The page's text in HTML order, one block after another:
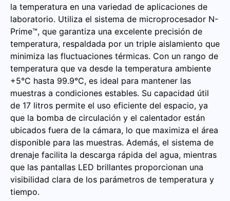
la temperatura en una variedad de aplicaciones de
laboratorio. Utiliza el sistema de microprocesador N-
Prime™, que garantiza una excelente precisión de
temperatura, respaldada por un triple aislamiento que
minimiza las fluctuaciones térmicas. Con un rango de
temperatura que va desde la temperatura ambiente
+5°C hasta 99.9°C, es ideal para mantener las
muestras a condiciones estables. Su capacidad útil
de 17 litros permite el uso eficiente del espacio, ya
que la bomba de circulación y el calentador están
ubicados fuera de la cámara, lo que maximiza el área
disponible para las muestras. Además, el sistema de
drenaje facilita la descarga rápida del agua, mientras
que las pantallas LED brillantes proporcionan una
visibilidad clara de los parámetros de temperatura y
tiempo.